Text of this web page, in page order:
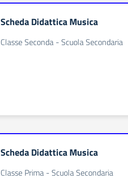
Scheda Didattica Musica
Classe Seconda - Scuola Secondaria
Scheda Didattica Musica
Classe Prima - Scuola Secondaria